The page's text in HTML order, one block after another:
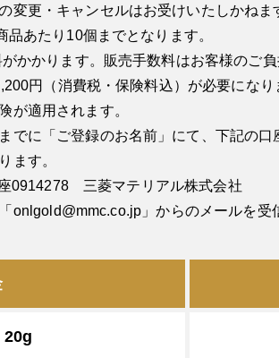
変更・キャンセルはお受けいたしかねま
あたり10個までとなります。
かかります。販売手数料はお客様のご負
円（消費税・保険料込）が必要になり
が適用されます。
でに「ご登録のお名前」にて、下記の口
ます。
三菱マテリアル株式会社
onlgold@mmc.co.jp」からのメールを受
20g